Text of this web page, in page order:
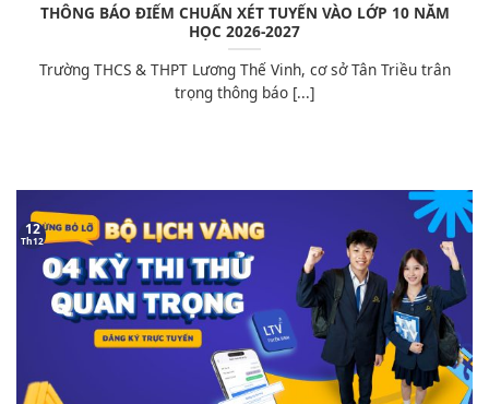
THÔNG BÁO ĐIỂM CHUẨN XÉT TUYỂN VÀO LỚP 10 NĂM
HỌC 2026-2027
Trường THCS & THPT Lương Thế Vinh, cơ sở Tân Triều trân
trọng thông báo [...]
12
Th12